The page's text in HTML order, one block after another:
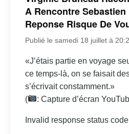
A Rencontre Sebastien
Reponse Risque De
Publié le samedi 18 juillet à
«J’étais partie en voyage
ce temps-là, on se faisait
s’écrivait constamment.»
(
: Capture d’écran
Invalid response status